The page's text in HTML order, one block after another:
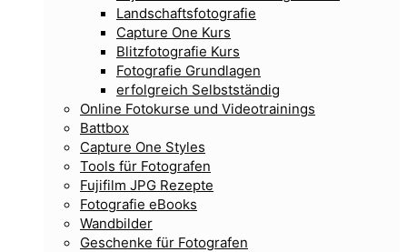
Landschaftsfotografie
Capture One Kurs
Blitzfotografie Kurs
Fotografie Grundlagen
erfolgreich Selbstständig
Online Fotokurse und Videotrainings
Battbox
Capture One Styles
Tools für Fotografen
Fujifilm JPG Rezepte
Fotografie eBooks
Wandbilder
Geschenke für Fotografen